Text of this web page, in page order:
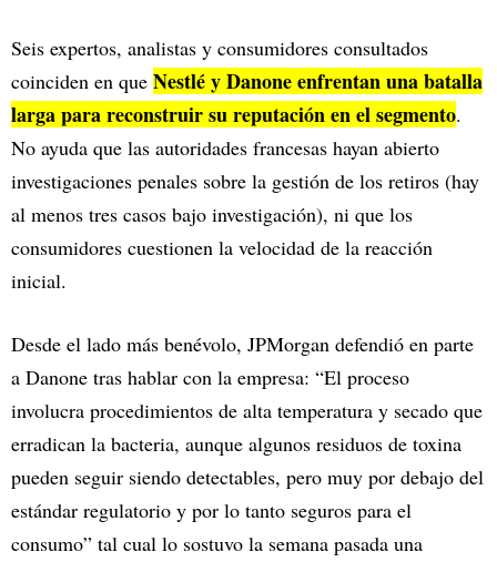
Seis expertos, analistas y consumidores consultados
coinciden en que Nestlé y Danone enfrentan una batalla
larga para reconstruir su reputación en el segmento.
No ayuda que las autoridades francesas hayan abierto
investigaciones penales sobre la gestión de los retiros (hay
al menos tres casos bajo investigación), ni que los
consumidores cuestionen la velocidad de la reacción
inicial.​
Desde el lado más benévolo, JPMorgan defendió en parte
a Danone tras hablar con la empresa: “El proceso
involucra procedimientos de alta temperatura y secado que
erradican la bacteria, aunque algunos residuos de toxina
pueden seguir siendo detectables, pero muy por debajo del
estándar regulatorio y por lo tanto seguros para el
consumo” tal cual lo sostuvo la semana pasada una